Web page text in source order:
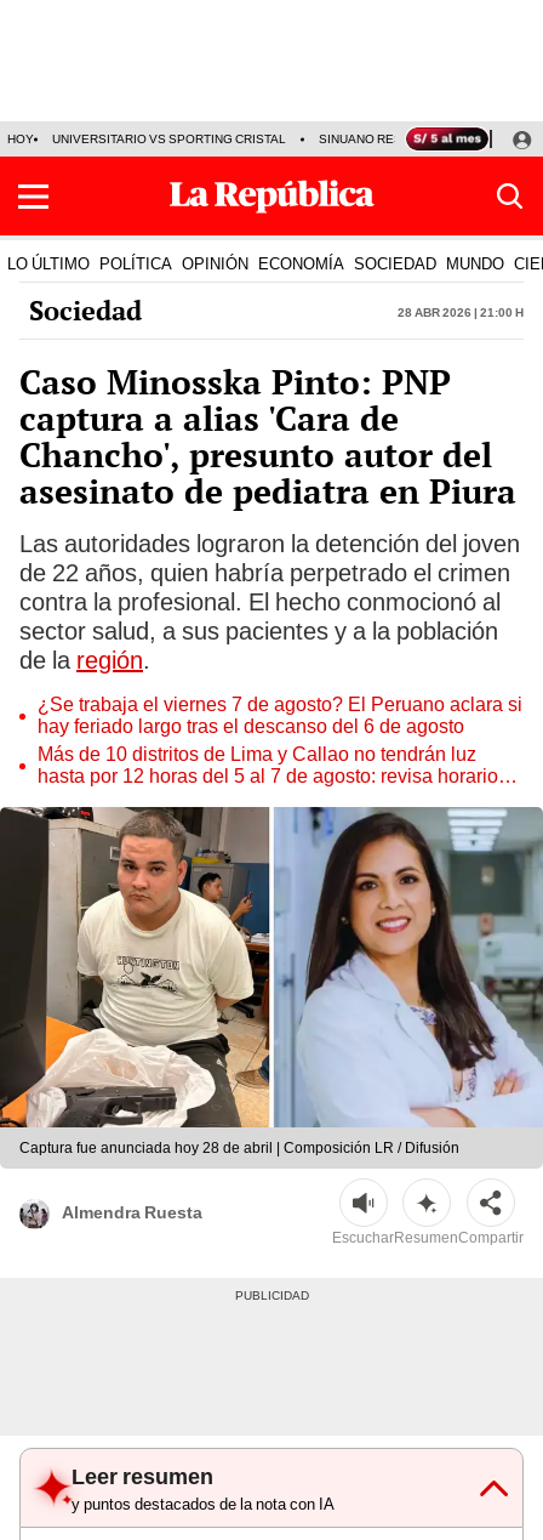
HOY UNIVERSITARIO VS SPORTING CRISTAL SINUANO RESULTADOS HOY
LO ÚLTIMO POLÍTICA OPINIÓN ECONOMÍA SOCIEDAD MUNDO
Sociedad 28 Abr 2026 | 21:00 h
Caso Minosska Pinto: PNP
captura a alias 'Cara de
Chancho', presunto autor del
asesinato de pediatra en Piura
Las autoridades lograron la detención del joven
de 22 años, quien habría perpetrado el crimen
contra la profesional. El hecho conmocionó al
sector salud, a sus pacientes y a la población
de la región.
¿Se trabaja el viernes 7 de agosto? El Peruano aclara si
hay feriado largo tras el descanso del 6 de agosto
Más de 10 distritos de Lima y Callao no tendrán luz
hasta por 12 horas del 5 al 7 de agosto: revisa horarios y
Captura fue anunciada hoy 28 de abril | Composición LR / Difusión
Almendra Ruesta
EscucharResumenCompartir
Leer resumen
y puntos destacados de la nota con IA